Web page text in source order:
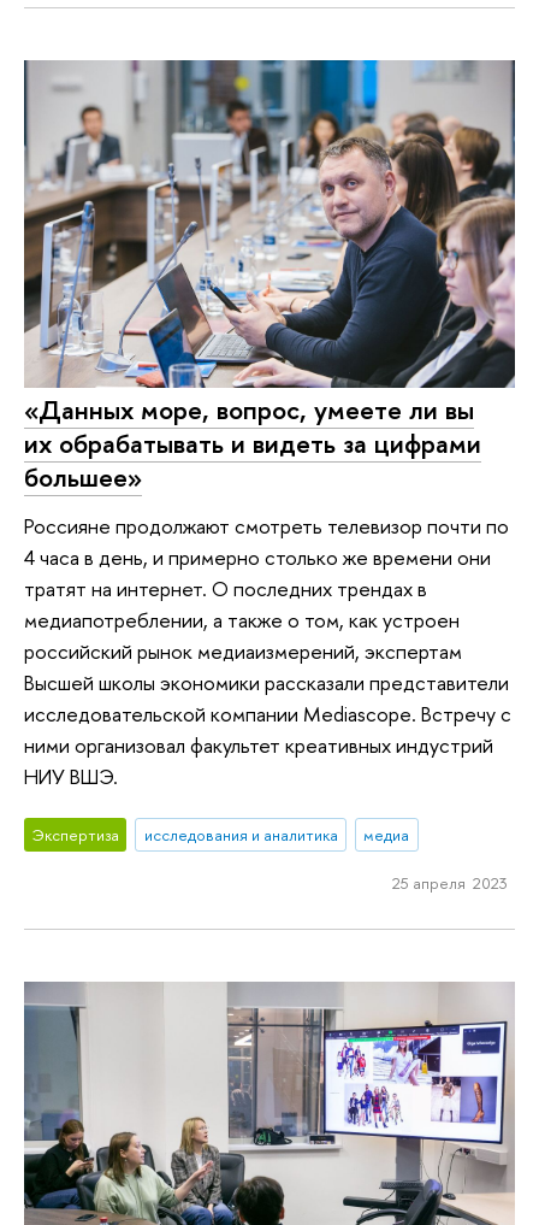
«Данных море, вопрос, умеете ли вы
их обрабатывать и видеть за цифрами
большее»
Россияне продолжают смотреть телевизор почти по
4 часа в день, и примерно столько же времени они
тратят на интернет. О последних трендах в
медиапотреблении, а также о том, как устроен
российский рынок медиаизмерений, экспертам
Высшей школы экономики рассказали представители
исследовательской компании Mediascope. Встречу с
ними организовал факультет креативных индустрий
НИУ ВШЭ.
Экспертиза исследования и аналитика медиа
25 апреля 2023